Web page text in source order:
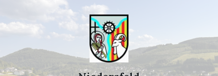
content
main
navigation
footer